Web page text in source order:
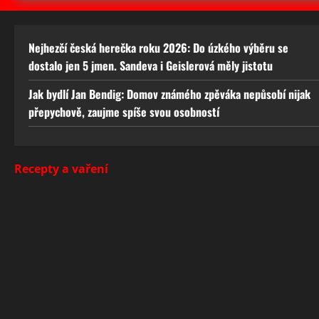
Nejhezčí česká herečka roku 2026: Do úzkého výběru se
dostalo jen 5 jmen. Sandeva i Geislerová měly jistotu
Jak bydlí Jan Bendig: Domov známého zpěváka nepůsobí nijak
přepychově, zaujme spíše svou osobností
Recepty a vaření